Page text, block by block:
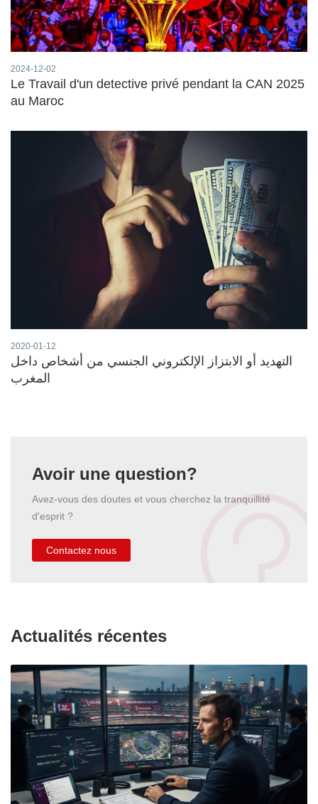
2024-12-02
Le Travail d'un detective privé pendant la CAN 2025
au Maroc
2020-01-12
التهديد أو الابتزاز الإلكتروني الجنسي من أشخاص داخل
المغرب
Avoir une question?
Avez-vous des doutes et vous cherchez la tranquillité
d'esprit ?
Contactez nous
Actualités récentes